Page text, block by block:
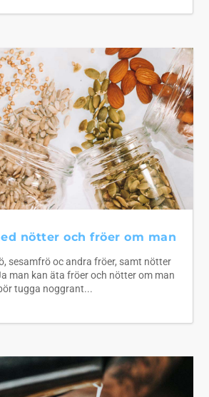
nötter och fröer om man
sesamfrö oc andra fröer, samt nötter
man kan äta fröer och nötter om man
tugga noggrant...